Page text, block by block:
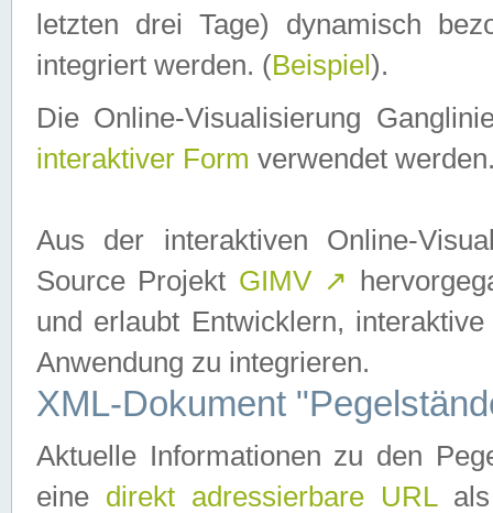
letzten drei Tage) dynamisch
integriert werden. (Beispiel ).
Die Online-Visualisierung
interaktiver Form verwendet
Aus der interaktiven Online-
Source Projekt GIMV ↗
und erlaubt Entwicklern,
Anwendung zu integrieren.
XML-Dokument
Aktuelle Informationen zu den
eine direkt adressierbare URLals